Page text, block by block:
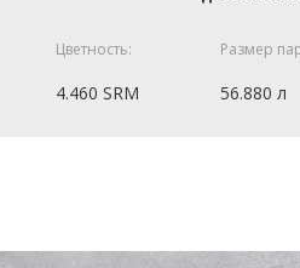
Цветность: Размер
4.460 SRM 56.880 л
кг